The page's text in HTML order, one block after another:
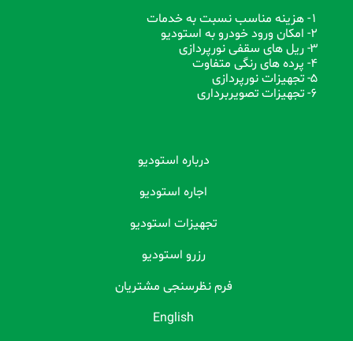
1- هزینه مناسب نسبت به خدمات
2- امکان ورود خودرو به استودیو
3- ریل های سقفی نورپردازی
4- پرده های رنگی متفاوت
5- تجهیزات نورپردازی
6- تجهیزات تصویربرداری
درباره استودیو
اجاره استودیو
تجهیزات استودیو
رزرو استودیو
فرم نظرسنجی مشتریان
English